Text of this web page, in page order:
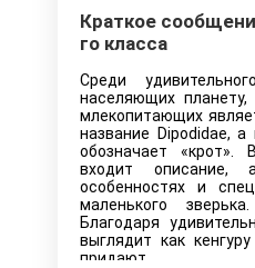
Краткое
го класса
Среди
населяющих
млекопитающих
название Dipodidae,
обозначает
входит
особенностях и
маленького
Благодаря
выглядит как
придают…